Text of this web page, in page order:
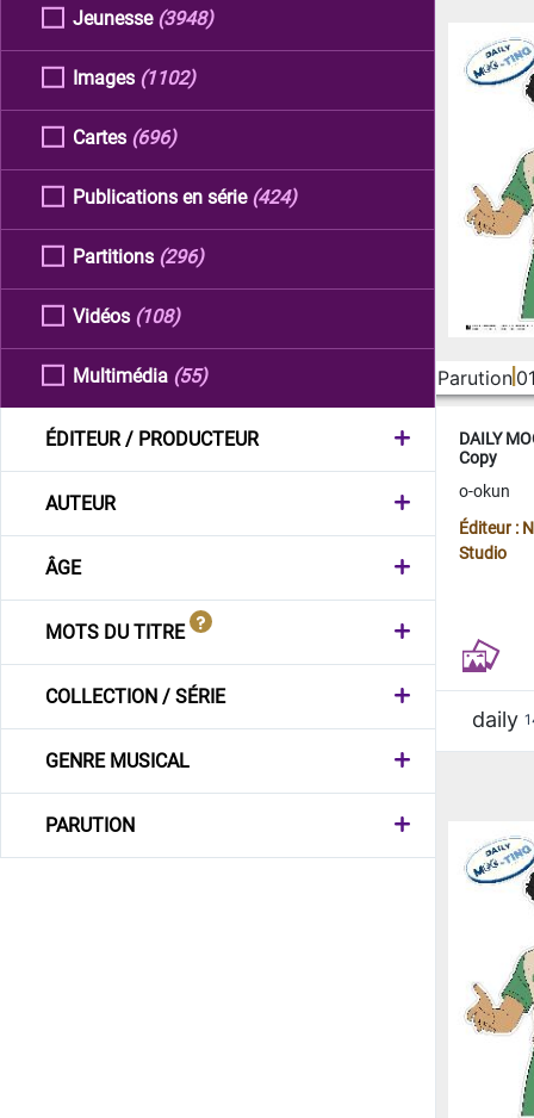
Jeunesse (3948)
Images (1102)
Cartes (696)
Publications en série (424)
Partitions (296)
Vidéos (108)
Multimédia (55)
ÉDITEUR / PRODUCTEUR
AUTEUR
ÂGE
MOTS DU TITRE
COLLECTION / SÉRIE
GENRE MUSICAL
PARUTION
Parution
DAILY
Copy
o-okun
Éditeur :
Studio
daily